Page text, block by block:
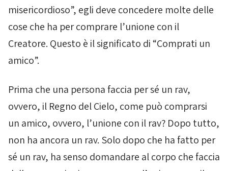
misericordioso”, egli deve concedere molte delle
cose che ha per comprare l’unione con il
Creatore. Questo è il significato di “Comprati un
amico”.
Prima che una persona faccia per sé un rav,
ovvero, il Regno del Cielo, come può comprarsi
un amico, ovvero, l’unione con il rav? Dopo tutto,
non ha ancora un rav. Solo dopo che ha fatto per
sé un rav, ha senso domandare al corpo che faccia